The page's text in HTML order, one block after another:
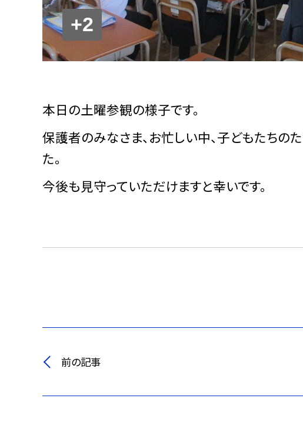
+2
本日の土曜参観の様子です。
保護者のみなさま、お忙しい中、子どもたちの
た。
今後も見守っていただけますと幸いです。
前の記事